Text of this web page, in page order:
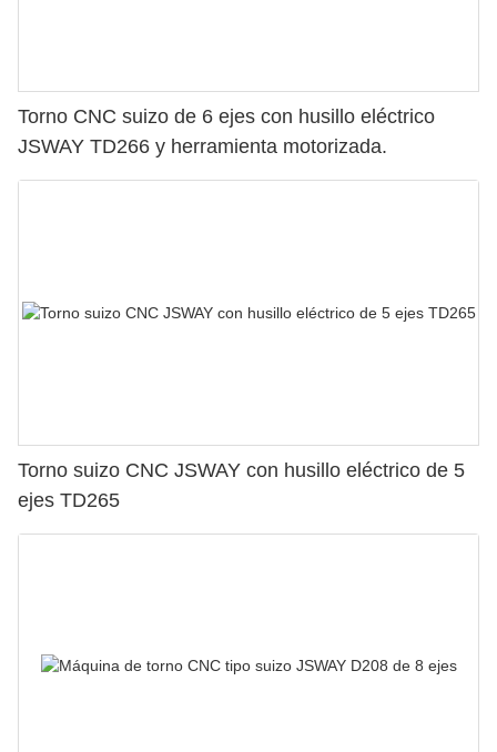
Torno CNC suizo de 6 ejes con husillo eléctrico
JSWAY TD266 y herramienta motorizada.
Torno suizo CNC JSWAY con husillo eléctrico de 5
ejes TD265